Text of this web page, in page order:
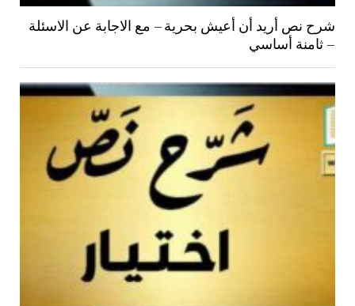
شرح نص أريد أن أعيش بحرية – مع الاجابة عن الاسئلة
– ثامنة أساسي